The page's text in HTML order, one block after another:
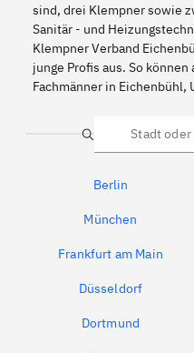
sind, drei Klempner sowie
Sanitär - und
Klempner Verband
junge Profis aus. So
Fachmänner in
Suche
Berlin
München
Frankfurt am Main
Düsseldorf
Dortmund